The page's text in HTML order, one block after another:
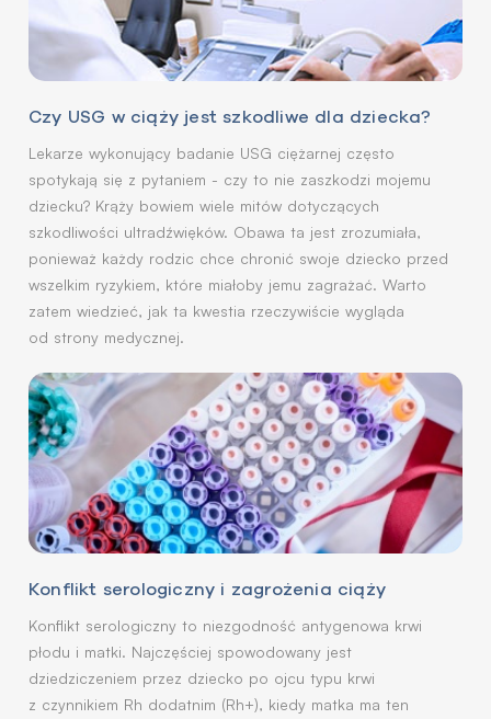
Czy USG w ciąży jest szkodliwe dla dziecka?
Lekarze wykonujący badanie USG ciężarnej często
spotykają się z pytaniem - czy to nie zaszkodzi mojemu
dziecku? Krąży bowiem wiele mitów dotyczących
szkodliwości ultradźwięków. Obawa ta jest zrozumiała,
ponieważ każdy rodzic chce chronić swoje dziecko przed
wszelkim ryzykiem, które miałoby jemu zagrażać. Warto
zatem wiedzieć, jak ta kwestia rzeczywiście wygląda
od strony medycznej.
Konflikt serologiczny i zagrożenia ciąży
Konflikt serologiczny to niezgodność antygenowa krwi
płodu i matki. Najczęściej spowodowany jest
dziedziczeniem przez dziecko po ojcu typu krwi
z czynnikiem Rh dodatnim (Rh+), kiedy matka ma ten